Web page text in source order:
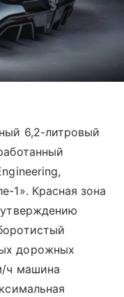
6,2-литровый
1». Красная зона
дорожных
ч машина